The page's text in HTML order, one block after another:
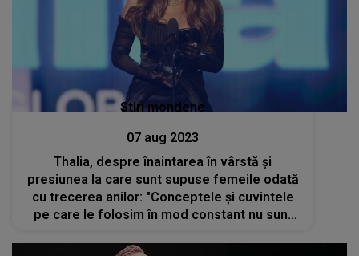
Stiri mondene
07 aug 2023
Thalia, despre înaintarea în vârstă și
presiunea la care sunt supuse femeile odată
cu trecerea anilor: "Conceptele și cuvintele
pe care le folosim în mod constant nu sunt